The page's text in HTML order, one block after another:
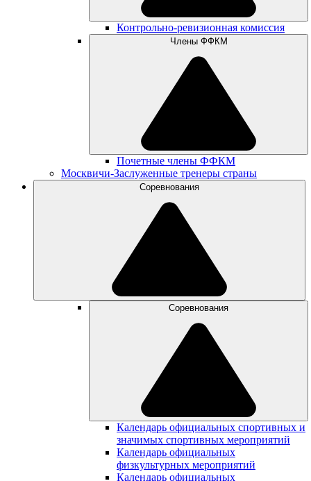
Контрольно-ревизионная комиссия
Члены ФФКМ
Почетные члены ФФКМ
Москвичи-Заслуженные тренеры страны
Соревнования
Соревнования
Календарь официальных спортивных и
значимых спортивных мероприятий
Календарь официальных
физкультурных мероприятий
Календарь официальных